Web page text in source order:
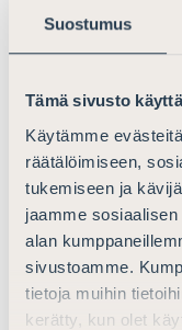
Suostumus
Tämä sivusto
Käytämme
räätälöimiseen,
tukemiseen ja
jaamme
alan
sivustoamme.
tietoja muihin
kerätty, kun olet
esittämiseen.
menettelyn
York-Antwerpen-
ohjeistuksesta.
vanhentumista
koskevan
vanhentumisen,
harkittavaksi